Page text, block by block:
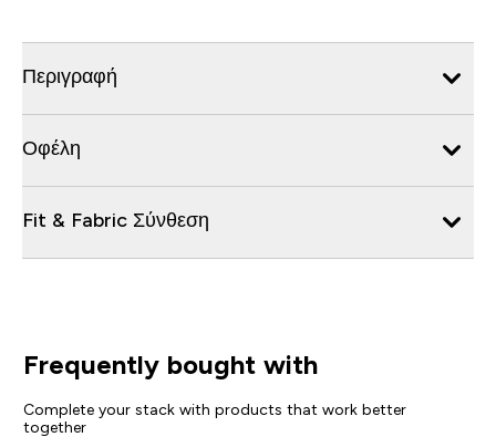
Περιγραφή
Οφέλη
Fit & Fabric Σύνθεση
Frequently bought with
Complete your stack with products that work better
together